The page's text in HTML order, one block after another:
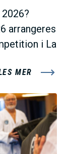
arrangeres
i La
MER